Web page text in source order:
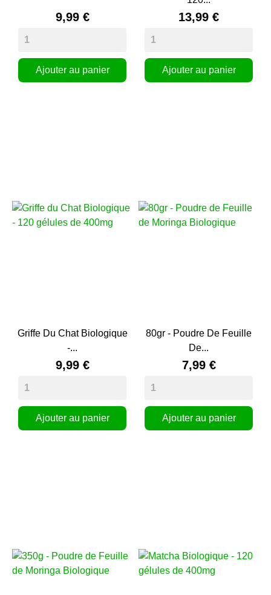
9,99 €
Ajouter au panier
13,99 €
Ajouter au panier
Griffe Du Chat Biologique
-...
9,99 €
Ajouter au panier
80gr - Poudre De Feuille
De...
7,99 €
Ajouter au panier